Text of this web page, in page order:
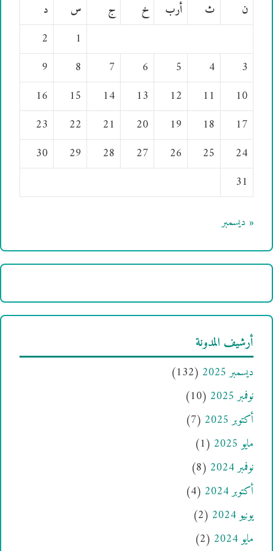
ن
ث أرب خ ج س
د
1
2
3
4
5
6
7
8
9
10
11
12
13
14
15
16
17
18
19
20
21
22
23
24
25
26
27
28
29
30
31
« ديسمبر
أرشيف المدونة
ديسمبر 2025
(132)
نوفمبر 2025
(10)
أكتوبر 2025
(7)
مايو 2025
(1)
نوفمبر 2024
(8)
أكتوبر 2024
(4)
يونيو 2024
(2)
مايو 2024
(2)